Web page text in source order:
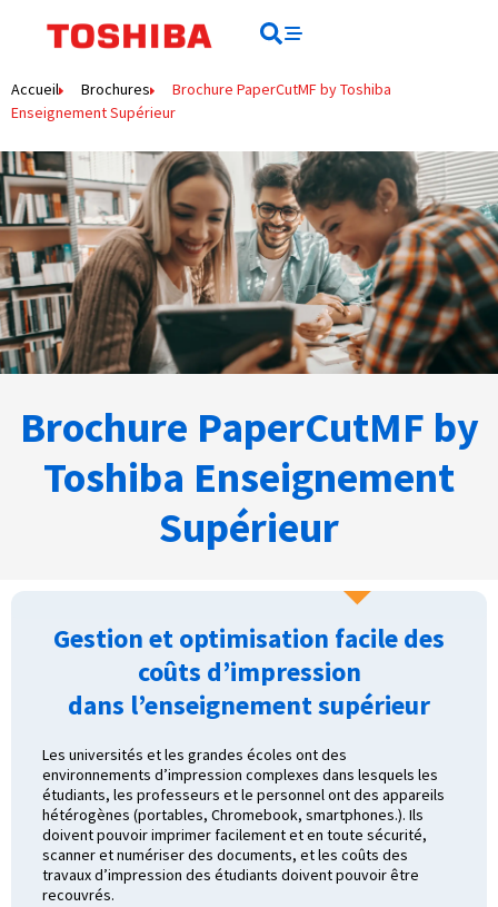
Accueil Brochures
Brochure PaperCutMF by Toshiba
Enseignement Supérieur
Brochure PaperCutMF by
Toshiba Enseignement
Supérieur
Gestion et optimisation facile des
coûts d’impression
dans l’enseignement supérieur
Les universités et les grandes écoles ont des
environnements d’impression complexes dans lesquels les
étudiants, les professeurs et le personnel ont des appareils
hétérogènes (portables, Chromebook, smartphones.). Ils
doivent pouvoir imprimer facilement et en toute sécurité,
scanner et numériser des documents, et les coûts des
travaux d’impression des étudiants doivent pouvoir être
recouvrés.